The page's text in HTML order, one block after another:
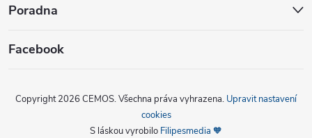
Poradna
Facebook
Copyright 2026 CEMOS. Všechna práva vyhrazena. Upravit nastavení
cookies
S láskou vyrobilo Filipesmedia 🧡